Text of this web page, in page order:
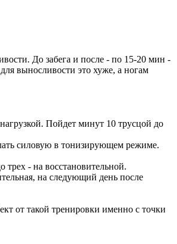
До забега и после - по 15-20 мин -
выносливости это хуже, а ногам
Пойдет минут 10 трусцой до
силовую в тонизирующем режиме.
трех - на восстановительной.
на следующий день после
от такой тренировки именно с точки